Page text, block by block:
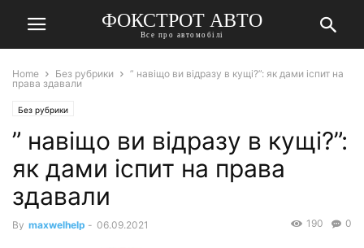
ФОКСТРОТ АВТО
Все про автомобілі
Home Без рубрики
” навіщо ви відразу в кущі?”: як дами іспит на
права здавали
Без рубрики
” навіщо ви відразу в кущі?”:
як дами іспит на права
здавали
By maxwelhelp - 06.09.2021 0
190